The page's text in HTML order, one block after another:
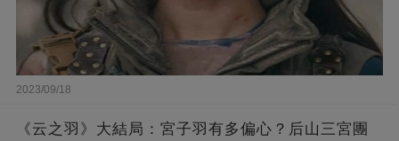
2023/09/18
《云之羽》大結局：宮子羽有多偏心？后山三宮團